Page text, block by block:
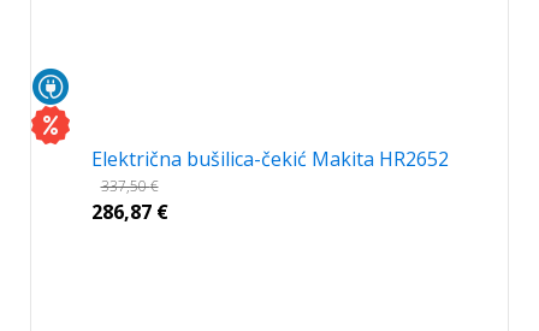
Električna bušilica-čekić Makita HR2652
337,50€
286,87 €